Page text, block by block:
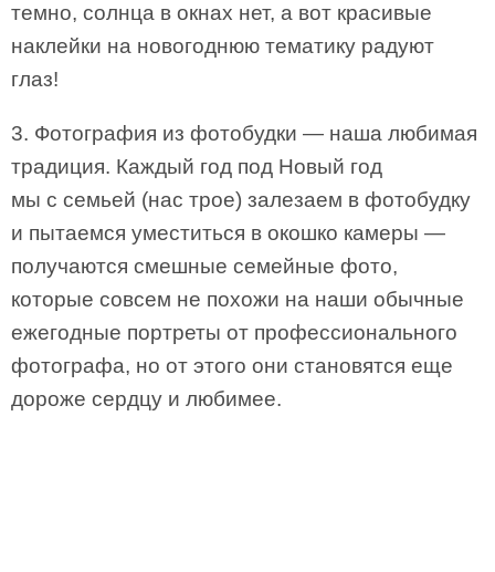
темно, солнца в окнах нет, а вот красивые
наклейки на новогоднюю тематику радуют
глаз!
3. Фотография из фотобудки — наша любимая
традиция. Каждый год под Новый год
мы с семьей (нас трое) залезаем в фотобудку
и пытаемся уместиться в окошко камеры —
получаются смешные семейные фото,
которые совсем не похожи на наши обычные
ежегодные портреты от профессионального
фотографа, но от этого они становятся еще
дороже сердцу и любимее.